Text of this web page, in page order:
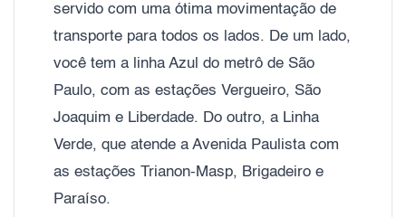
servido com uma ótima movimentação de
transporte para todos os lados. De um lado,
você tem a linha Azul do metrô de São
Paulo, com as estações Vergueiro, São
Joaquim e Liberdade. Do outro, a Linha
Verde, que atende a Avenida Paulista com
as estações Trianon-Masp, Brigadeiro e
Paraíso.